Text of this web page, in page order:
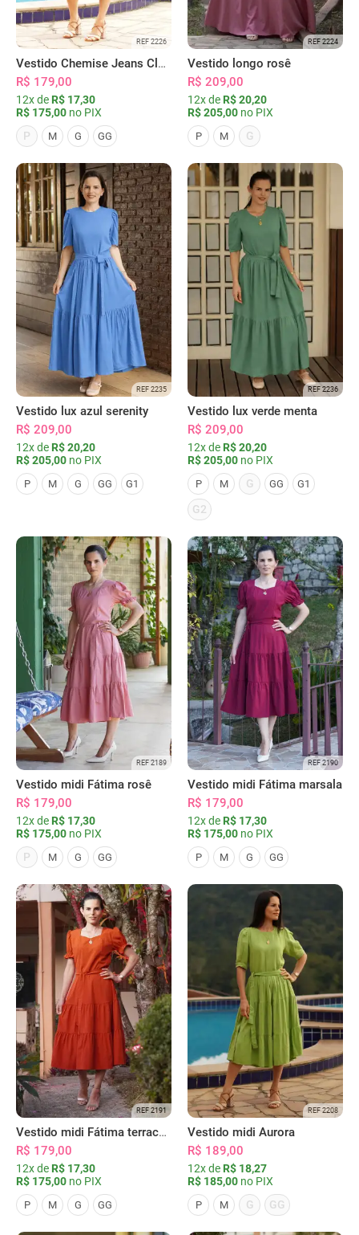
REF 2226
Vestido Chemise Jeans Clássica Serena
R$ 179,00
12x de R$ 17,30
R$ 175,00 no PIX
P
M G GG
REF 2224
Vestido longo rosê
R$ 209,00
12x de R$ 20,20
R$ 205,00 no PIX
P M G
REF 2235
Vestido lux azul serenity
R$ 209,00
12x de R$ 20,20
R$ 205,00 no PIX
P M G GG G1
REF 2236
Vestido lux verde menta
R$ 209,00
12x de R$ 20,20
R$ 205,00 no PIX
P M G GG G1
G2
REF 2189
Vestido midi Fátima rosê
R$ 179,00
12x de R$ 17,30
R$ 175,00 no PIX
P
M G GG
REF 2190
Vestido midi Fátima marsala
R$ 179,00
12x de R$ 17,30
R$ 175,00 no PIX
P M G GG
REF 2191
Vestido midi Fátima terracota
R$ 179,00
12x de R$ 17,30
R$ 175,00 no PIX
P M G GG
REF 2208
Vestido midi Aurora
R$ 189,00
12x de R$ 18,27
R$ 185,00 no PIX
P M G GG